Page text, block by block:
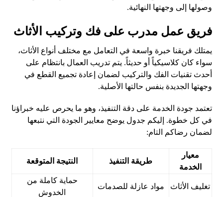
وصولها إلى وجهتها النهائية.
فريق عمل مدرب على فك وتركيب الأثاث
يمتلك فريقنا خبرة واسعة في التعامل مع مختلف أنواع الأثاث،
سواء كان كلاسيكياً أو حديثاً. يتم تدريب العمال بانتظام على
أحدث تقنيات الفك والتركيب لضمان إعادة تجميع القطع في
وجهتها الجديدة بنفس حالتها الأصلية.
تعتمد جودة الخدمة على دقة التنفيذ، وهو ما يحرص عليه خبراؤنا
في كل خطوة. إليكم جدول يوضح معايير الجودة التي نتبعها
لضمان رضاكم التام:
معيار
الخدمة
طريقة التنفيذ النتيجة المتوقعة
تغليف الأثاث مواد عازلة للصدمات
حماية كاملة من
الخدوش